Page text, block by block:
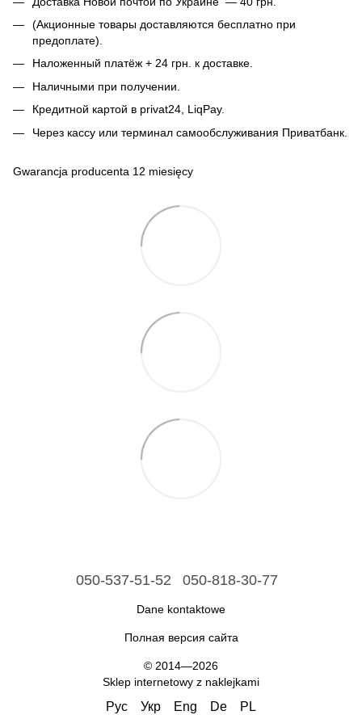
(Акционные товары доставляются бесплатно при
предоплате).
Наложенный платёж + 24 грн. к доставке.
Наличными при получении.
Кредитной картой в privat24, LiqPay.
Через кассу или терминал самообслуживания Приватбанк.
Gwarancja producenta 12 miesięcy
050-537-51-52 050-818-30-77
Dane kontaktowe
Полная версия сайта
© 2014—2026
Sklep internetowy z naklejkami
Рус Укр Eng De PL